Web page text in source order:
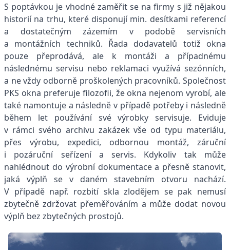
S poptávkou je vhodné zaměřit se na firmy s již nějakou
historií na trhu, které disponují min. desítkami referencí
a dostatečným zázemím v podobě servisních
a montážních techniků. Řada dodavatelů totiž okna
pouze přeprodává, ale k montáži a případnému
následnému servisu nebo reklamaci využívá sezónních,
a ne vždy odborně proškolených pracovníků. Společnost
PKS okna preferuje filozofii, že okna nejenom vyrobí, ale
také namontuje a následně v případě potřeby i následně
během let používání své výrobky servisuje. Eviduje
v rámci svého archivu zakázek vše od typu materiálu,
přes výrobu, expedici, odbornou montáž, záruční
i pozáruční seřízení a servis. Kdykoliv tak může
nahlédnout do výrobní dokumentace a přesně stanovit,
jaká výplň se v daném stavebním otvoru nachází.
V případě např. rozbití skla zlodějem se pak nemusí
zbytečně zdržovat přeměřováním a může dodat novou
výplň bez zbytečných prostojů.